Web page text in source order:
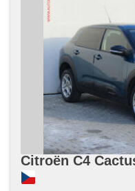
Citroën C4